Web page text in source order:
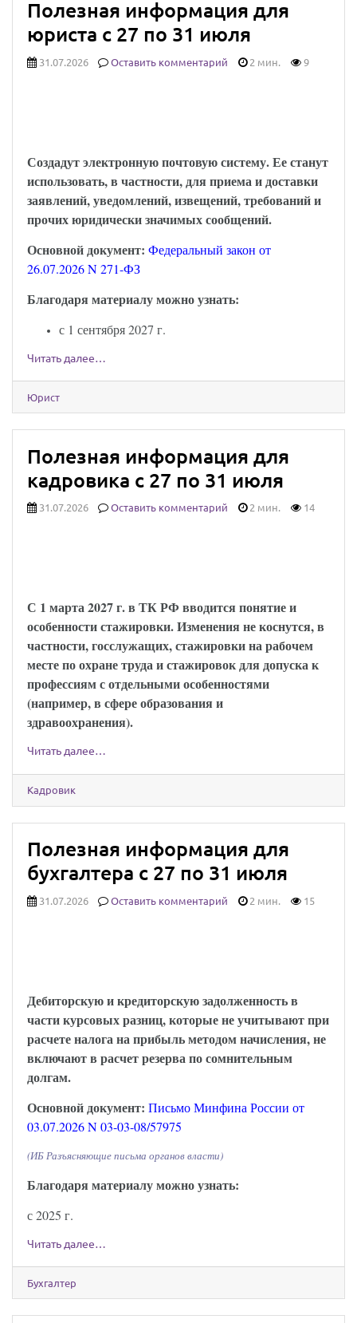
Полезная информация для
юриста с 27 по 31 июля
31.07.2026 Оставить комментарий 2 мин. 9
Создадут электронную почтовую систему. Ее станут
использовать, в частности, для приема и доставки
заявлений, уведомлений, извещений, требований и
прочих юридически значимых сообщений.
Основной документ: Федеральный закон от
26.07.2026 N 271-ФЗ
Благодаря материалу можно узнать:
с 1 сентября 2027 г.
Читать далее…
Юрист
Полезная информация для
кадровика с 27 по 31 июля
31.07.2026 Оставить комментарий 2 мин. 14
С 1 марта 2027 г. в ТК РФ вводится понятие и
особенности стажировки. Изменения не коснутся, в
частности, госслужащих, стажировки на рабочем
месте по охране труда и стажировок для допуска к
профессиям с отдельными особенностями
(например, в сфере образования и
здравоохранения).
Читать далее…
Кадровик
Полезная информация для
бухгалтера с 27 по 31 июля
31.07.2026 Оставить комментарий 2 мин. 15
Дебиторскую и кредиторскую задолженность в
части курсовых разниц, которые не учитывают при
расчете налога на прибыль методом начисления, не
включают в расчет резерва по сомнительным
долгам.
Основной документ: Письмо Минфина России от
03.07.2026 N 03-03-08/57975
(ИБ Разъясняющие письма органов власти)
Благодаря материалу можно узнать:
с 2025 г.
Читать далее…
Бухгалтер